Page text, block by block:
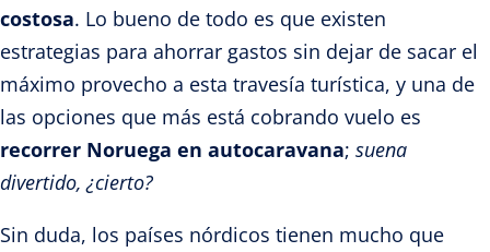
costosa. Lo bueno de todo es que existen
estrategias para ahorrar gastos sin dejar de sacar el
máximo provecho a esta travesía turística, y una de
las opciones que más está cobrando vuelo es
recorrer Noruega en autocaravana; suena
divertido, ¿cierto?
Sin duda, los países nórdicos tienen mucho que